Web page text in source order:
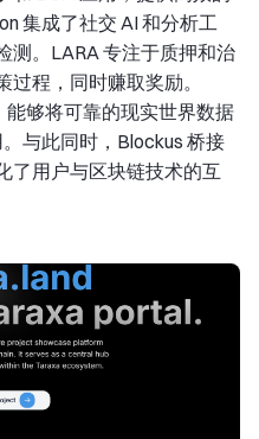
集成了社交 AI 和分析工
测。LARA 专注于质押和治
程，同时赚取奖励。
够将可靠的现实世界数据
与此同时，Blockus 桥接
了用户与区块链技术的互